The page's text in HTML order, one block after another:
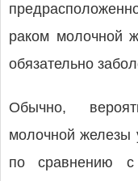
раком молочной
обязательно
Обычно,
молочной
по сравнению